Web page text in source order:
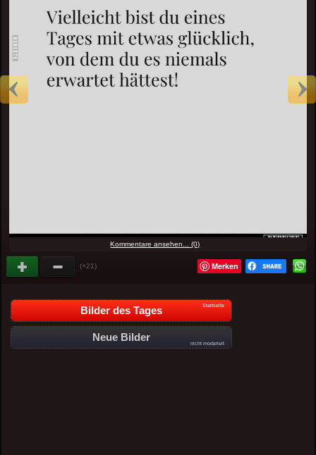
Kommentare ansehen... (0)
(+21) Merken
Bilder des Tages Startseite
Neue Bilder
nicht moderiert